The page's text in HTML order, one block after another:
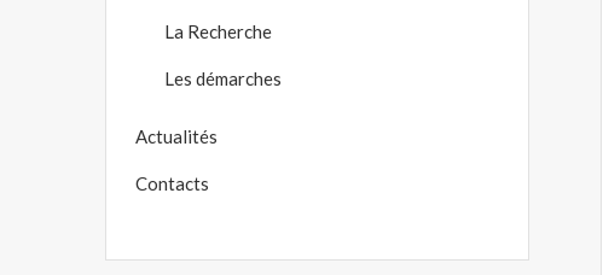
La Recherche
Les démarches
Actualités
Contacts